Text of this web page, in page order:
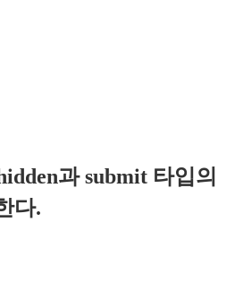
과 submit 타입의
다.